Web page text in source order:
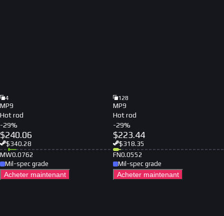
4
MP9
Hot rod
-29%
$240.06
$340.28
MW0.0762
Mil-spec grade
Acheter maintenant
128
MP9
Hot rod
-29%
$223.44
$318.35
FN0.0552
Mil-spec grade
Acheter maintenant